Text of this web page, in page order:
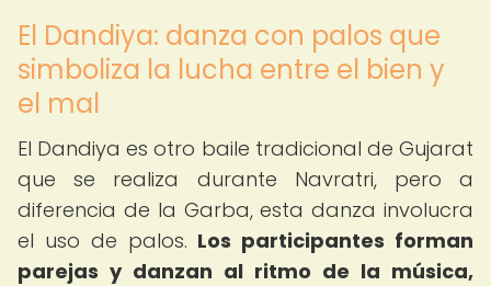
El Dandiya: danza con palos que
simboliza la lucha entre el bien y
el mal
El Dandiya es otro baile tradicional de Gujarat
que se realiza durante Navratri, pero a
diferencia de la Garba, esta danza involucra
el uso de palos. Los participantes forman
parejas y danzan al ritmo de la música,